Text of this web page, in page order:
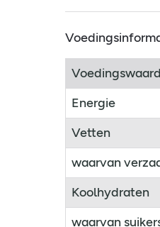
Energie
Vetten
waarvan
Koolhydraten
waarvan